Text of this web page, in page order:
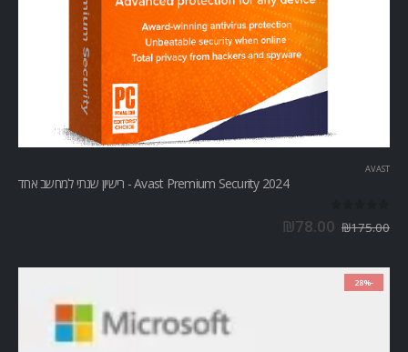
AVAST
Avast Premium Security 2024 - רישיון שנתי למחשב אחד
₪175.00
₪78.00
-28%